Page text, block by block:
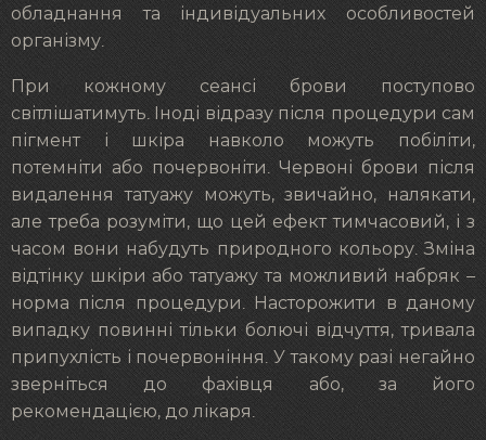
обладнання та індивідуальних особливостей
організму.
При кожному сеансі брови поступово
світлішатимуть. Іноді відразу після процедури сам
пігмент і шкіра навколо можуть побіліти,
потемніти або почервоніти. Червоні брови після
видалення татуажу можуть, звичайно, налякати,
але треба розуміти, що цей ефект тимчасовий, і з
часом вони набудуть природного кольору. Зміна
відтінку шкіри або татуажу та можливий набряк –
норма після процедури. Насторожити в даному
випадку повинні тільки болючі відчуття, тривала
припухлість і почервоніння. У такому разі негайно
зверніться до фахівця або, за його
рекомендацією, до лікаря.